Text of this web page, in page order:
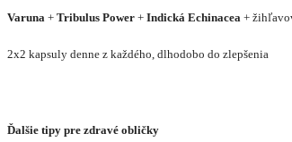
Varuna + Tribulus Power + Indická Echinacea +
2x2 kapsuly denne z každého, dlhodobo do zlepšenia
Ďalšie tipy pre zdravé obličky